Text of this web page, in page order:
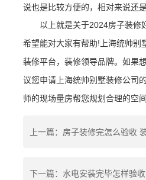
说也是比较方便的，相对来说还
以上就是关于2024房子装修
希望能对大家有帮助!上海统帅别
装修平台，装修领导品牌。如果
议您申请上海统帅别墅装修公司的
师的现场量房帮您规划合理的空
下一篇：水电安装完毕怎样验